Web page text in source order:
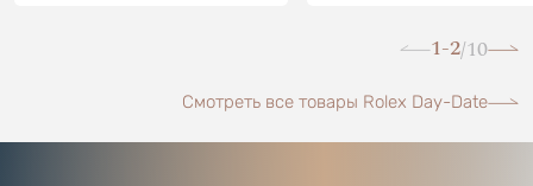
1-2/10
Смотреть все товары Rolex Day-Date